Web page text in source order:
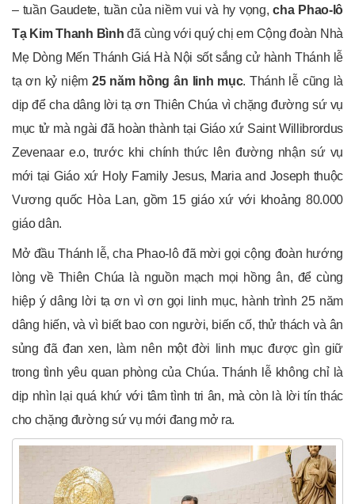
– tuần Gaudete, tuần của niềm vui và hy vọng,cha Phao-lô
Tạ Kim Thanh Bình đã cùng với quý chị em Cộng đoàn Nhà
Mẹ Dòng Mến Thánh Giá Hà Nội sốt sắng cử hành Thánh lễ
tạ ơn kỷ niệm 25 năm hồng ân linh mục. Thánh lễ cũng là
dịp để cha dâng lời tạ ơn Thiên Chúa vì chặng đường sứ vụ
mục tử mà ngài đã hoàn thành tại Giáo xứ Saint Willibrordus
Zevenaar e.o, trước khi chính thức lên đường nhận sứ vụ
mới tại Giáo xứ Holy Family Jesus, Maria and Joseph thuộc
Vương quốc Hòa Lan, gồm 15 giáo xứ với khoảng 80.000
giáo dân.
Mở đầu Thánh lễ, cha Phao-lô đã mời gọi cộng đoàn hướng
lòng về Thiên Chúa là nguồn mạch mọi hồng ân, để cùng
hiệp ý dâng lời tạ ơn vì ơn gọi linh mục, hành trình 25 năm
dâng hiến, và vì biết bao con người, biến cố, thử thách và ân
sủng đã đan xen, làm nên một đời linh mục được gìn giữ
trong tình yêu quan phòng của Chúa. Thánh lễ không chỉ là
dịp nhìn lại quá khứ với tâm tình tri ân, mà còn là lời tín thác
cho chặng đường sứ vụ mới đang mở ra.